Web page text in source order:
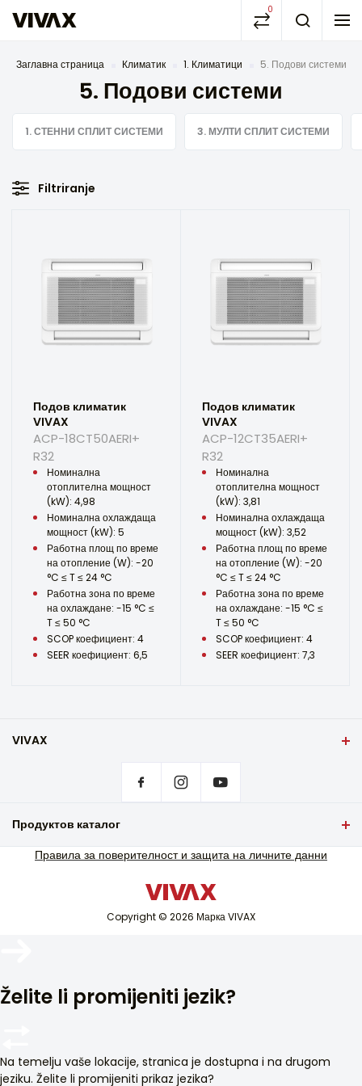
0
Заглавна страница Климатик 1. Климатици 5. Подови системи
5. Подови системи
1. СТЕННИ СПЛИТ СИСТЕМИ 3. МУЛТИ СПЛИТ СИСТЕМИ
Filtriranje
Подов климатик
VIVAX
ACP-18CT50AERI+
R32
Номинална
отоплителна мощност
(kW): 4,98
Номинална охлаждаща
мощност (kW): 5
Работна площ по време
на отопление (W): -20
°C ≤ T ≤ 24 °C
Работна зона по време
на охлаждане: -15 °C ≤
T ≤ 50 °C
SCOP коефициент: 4
SEER коефициент: 6,5
Подов климатик
VIVAX
ACP-12CT35AERI+
R32
Номинална
отоплителна мощност
(kW): 3,81
Номинална охлаждаща
мощност (kW): 3,52
Работна площ по време
на отопление (W): -20
°C ≤ T ≤ 24 °C
Работна зона по време
на охлаждане: -15 °C ≤
T ≤ 50 °C
SCOP коефициент: 4
SEER коефициент: 7,3
VIVAX
Къде да закупите продуктите на VIVAX?
Извънгаранционна сервизна поддръжка
Каталози
Продуктов каталог
Телевизия и аудио
Copyright © 2026 Марка VIVAX
Правила за поверителност и защита на личните данни
Želite li promijeniti jezik?
Na temelju vaše lokacije, stranica je dostupna i na drugom
jeziku. Želite li promijeniti prikaz jezika?